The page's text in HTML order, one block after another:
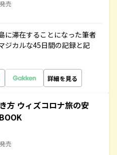
売
に滞在することになった筆者
ジカルな45日間の記録と記
詳細を見る
方 ウィズコロナ旅の安
売